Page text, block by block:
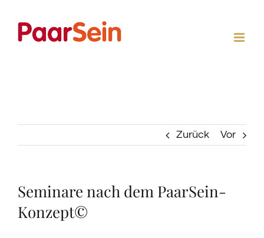
Inhalt
Zurück Vor
Seminare nach dem PaarSein-
Konzept©